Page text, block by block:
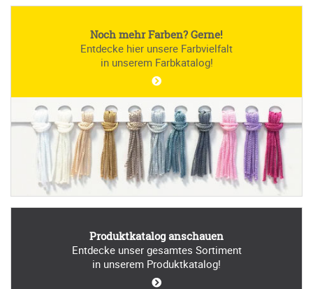
Noch mehr Farben? Gerne!
Entdecke hier unsere Farbvielfalt
in unserem Farbkatalog!
Produktkatalog anschauen
Entdecke unser gesamtes Sortiment
in unserem Produktkatalog!